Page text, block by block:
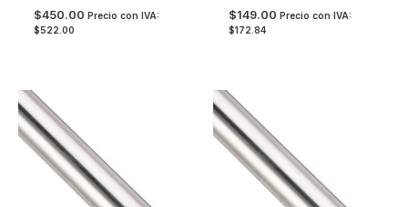
$450.00 Precio con IVA:
$522.00
$149.00 Precio con IVA:
$172.84